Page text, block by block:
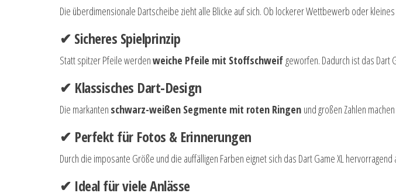
Die überdimensionale Dartscheibe zieht alle Blicke auf sich. Ob lockerer Wettbewerb oder
✔ Sicheres Spielprinzip
Statt spitzer Pfeile werdenweiche Pfeile mit Stoffschweifgeworfen. Dadurch ist das Dart
✔ Klassisches Dart-Design
Die markanten schwarz-weißen Segmente mit roten Ringen und großen Zahlen
✔ Perfekt für Fotos & Erinnerungen
Durch die imposante Größe und die auffälligen Farben eignet sich das Dart Game XL
✔ Ideal für viele Anlässe